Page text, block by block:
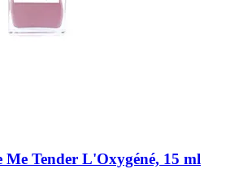
Me Tender L'Oxygéné, 15 ml